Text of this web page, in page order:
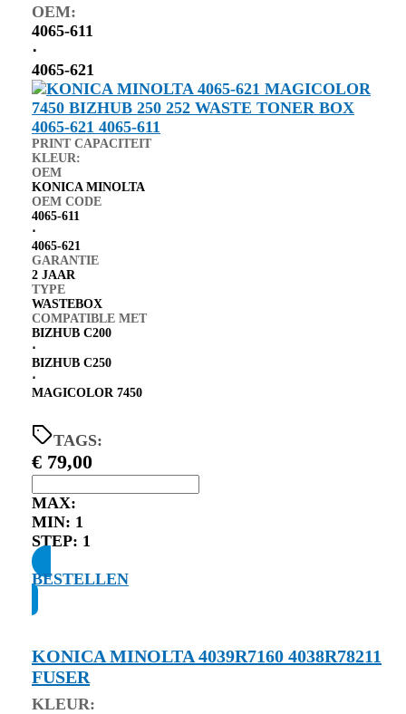
OEM:
4065-611
⋅
4065-621
PRINT CAPACITEIT
KLEUR:
OEM
KONICA MINOLTA
OEM CODE
4065-611
⋅
4065-621
GARANTIE
2 JAAR
TYPE
WASTEBOX
COMPATIBLE MET
BIZHUB C200
⋅
BIZHUB C250
⋅
MAGICOLOR 7450
TAGS:
€ 79,00
MAX:
MIN: 1
STEP: 1
BESTELLEN
KONICA MINOLTA 4039R7160 4038R78211
FUSER
KLEUR: